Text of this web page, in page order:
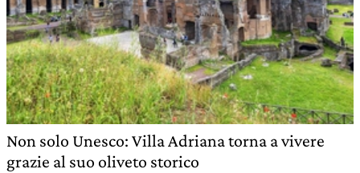
Non solo Unesco: Villa Adriana torna a vivere
grazie al suo oliveto storico